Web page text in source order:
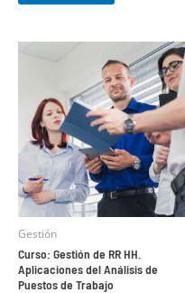
Gestión
Curso: Gestión de RR HH.
Aplicaciones del Análisis de
Puestos de Trabajo